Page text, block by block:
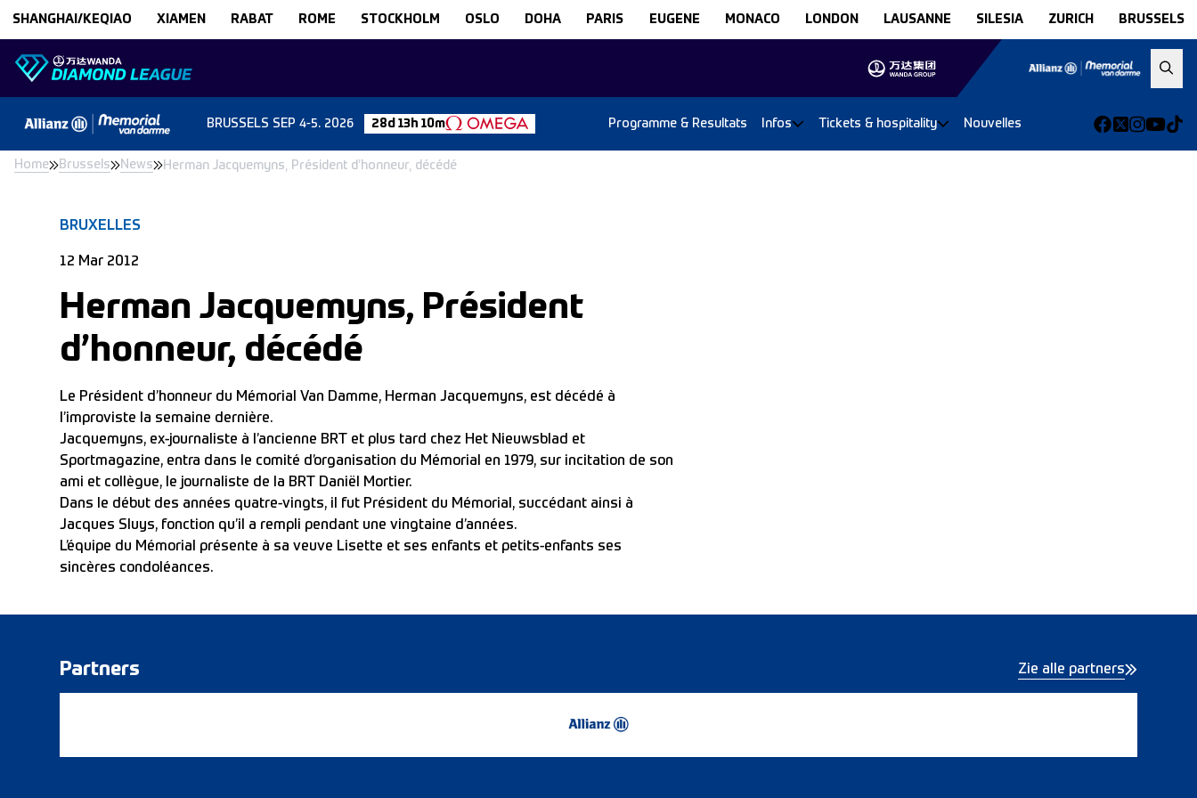
SHANGHAI/KEQIAO XIAMEN RABAT ROME STOCKHOLM OSLO DOHA PARIS EUGENE MONACO LONDON LAUSANNE SILESIA ZURICH BRUSSELS
BRUSSELS SEP 4-5. 2026 28d 13h 10m Programme & Resultats Infos Tickets & hospitality Nouvelles
Home Brussels News Herman Jacquemyns, Président d’honneur, décédé
BRUXELLES
12 Mar 2012
Herman Jacquemyns, Président
d’honneur, décédé
Le Président d’honneur du Mémorial Van Damme, Herman Jacquemyns, est décédé à
l’improviste la semaine dernière.
Jacquemyns, ex-journaliste à l’ancienne BRT et plus tard chez Het Nieuwsblad et
Sportmagazine, entra dans le comité d’organisation du Mémorial en 1979, sur incitation de son
ami et collègue, le journaliste de la BRT Daniël Mortier.
Dans le début des années quatre-vingts, il fut Président du Mémorial, succédant ainsi à
Jacques Sluys, fonction qu’il a rempli pendant une vingtaine d’années.
L’équipe du Mémorial présente à sa veuve Lisette et ses enfants et petits-enfants ses
sincères condoléances.
Partners Zie alle partners